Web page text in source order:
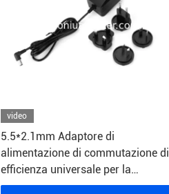
video
5.5*2.1mm Adaptore di
alimentazione di commutazione di
efficienza universale per la
protezione da tensione 12V DC